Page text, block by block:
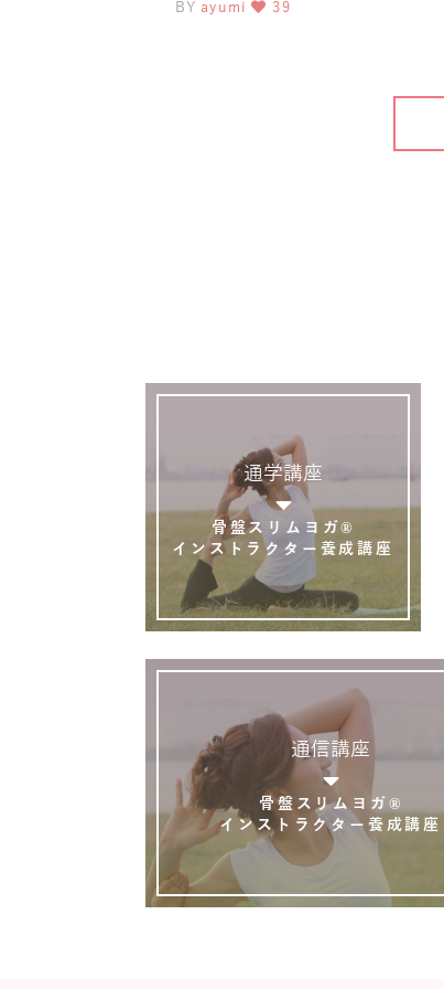
ター なまいあゆみ
BY ayumi 39
通学講座
骨盤スリムヨガ®
インストラクター養成講座
通信講座
骨盤スリムヨガ®
インストラクター養成講座